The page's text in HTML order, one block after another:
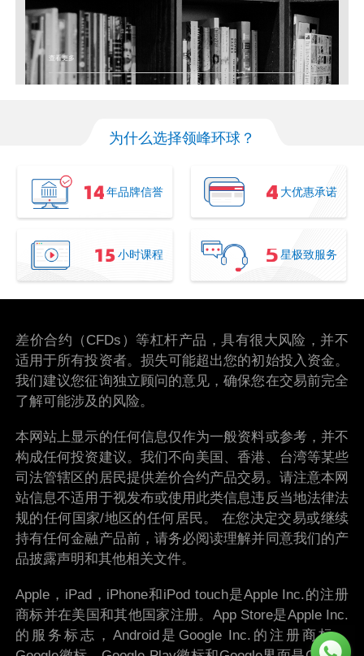
查看更多
为什么选择领峰环球？
年品牌信誉 大优惠承诺
小时课程 星极致服务
差价合约（CFDs）等杠杆产品，具有很大风险，并不
适用于所有投资者。损失可能超出您的初始投入资金。
我们建议您征询独立顾问的意见，确保您在交易前完全
了解可能涉及的风险。
本网站上显示的任何信息仅作为一般资料或参考，并不
构成任何投资建议。我们不向美国、香港、台湾等某些
司法管辖区的居民提供差价合约产品交易。请注意本网
站信息不适用于视发布或使用此类信息违反当地法律法
规的任何国家/地区的任何居民。 在您决定交易或继续
持有任何金融产品前，请务必阅读理解并同意我们的产
品披露声明和其他相关文件。
Apple，iPad，iPhone和iPod touch是Apple Inc.的注册
商标并在美国和其他国家注册。App Store是Apple Inc.
的服务标志，Android是Google Inc.的注册商标。